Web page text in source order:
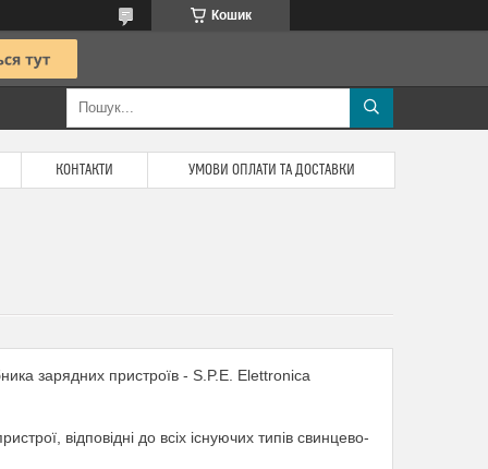
Кошик
КОНТАКТИ УМОВИ ОПЛАТИ ТА ДОСТАВКИ
зарядних пристроїв - S.P.E. Elettronica
відповідні до всіх існуючих типів свинцево-